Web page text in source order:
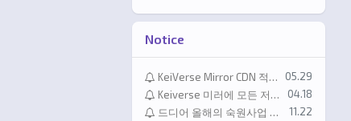
Notice
등록일
05.29
KeiVerse Mirror CDN 적용 안내
등록일
04.18
Keiverse 미러에 모든 저장소 사용가능합니다! (진행상황정리)
등록일
11.22
드디어 올해의 숙원사업 하나가 달성되었습니다